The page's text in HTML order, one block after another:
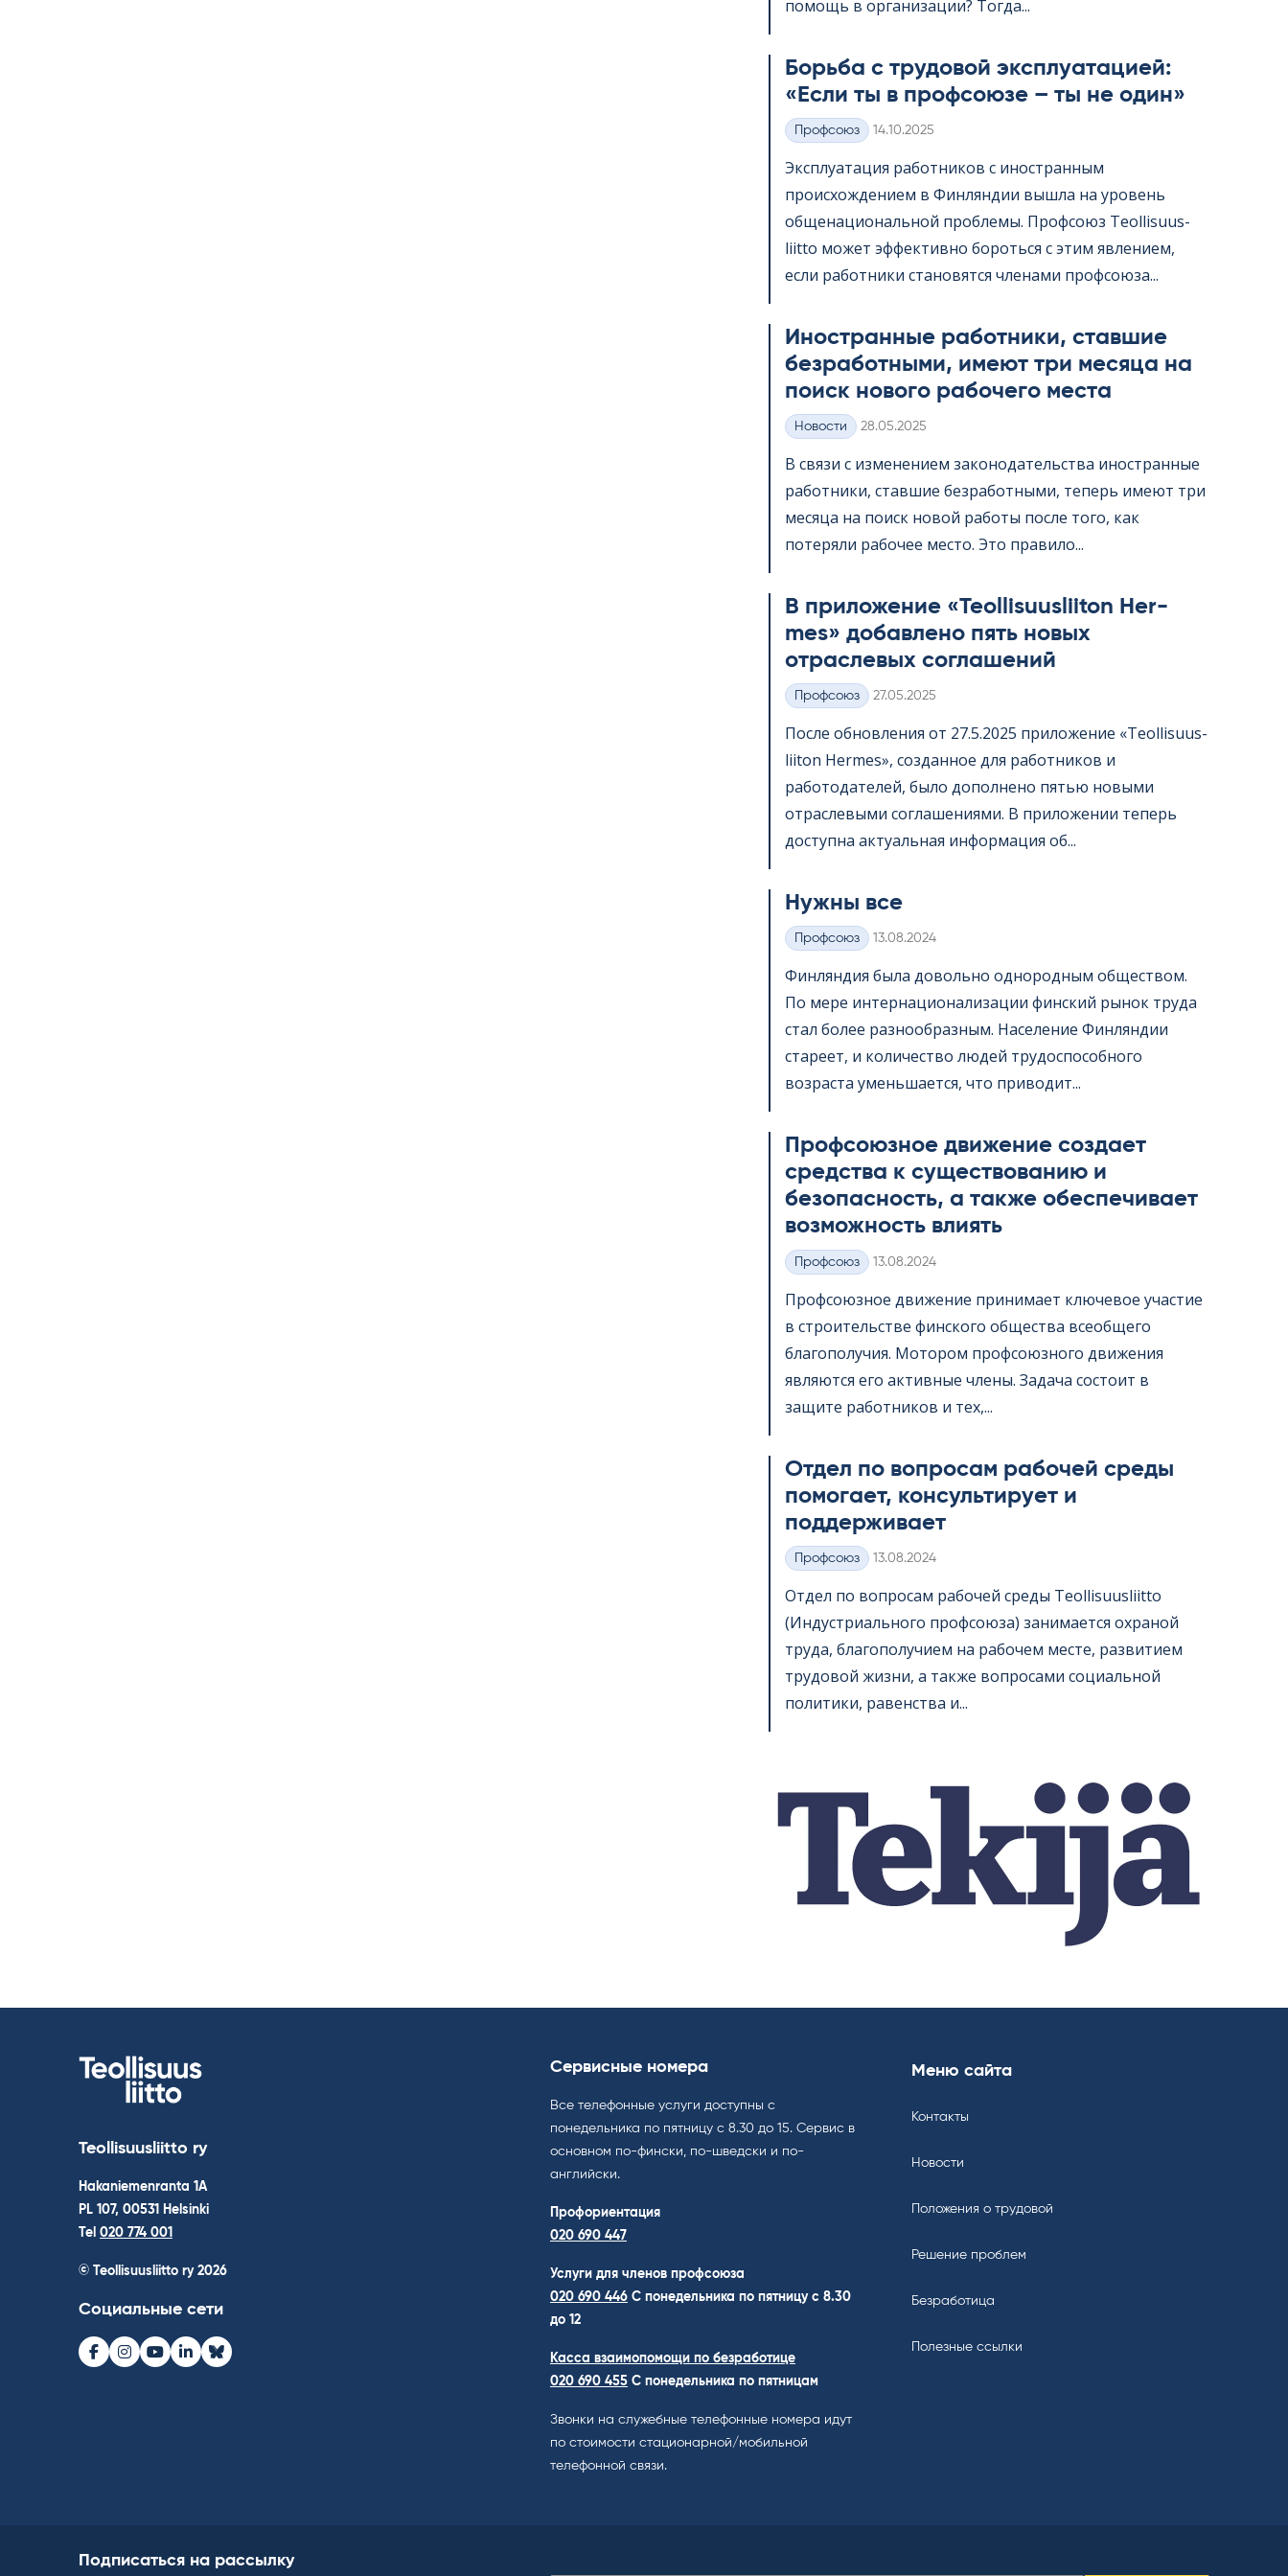
помощь в организации? Тогда...
Борьба с трудовой эксплуатацией:
«Если ты в профсоюзе – ты не один»
Категории
Профсоюз Kirjoitettu
14.10.2025
Эксплуатация работников с иностранным
происхождением в Финляндии вышла на уровень
общенациональной проблемы. Профсоюз Teol­li­suus­
liitto может эффективно бороться с этим явлением,
если работники становятся членами профсоюза...
Иностранные работники, ставшие
безработными, имеют три месяца на
поиск нового рабочего места
Категории
Hовости Kirjoitettu
28.05.2025
В связи с изменением законодательства иностранные
работники, ставшие безработными, теперь имеют три
месяца на поиск новой работы после того, как
потеряли рабочее место. Это правило...
В приложение «Teol­li­suus­lii­ton Her­
mes» добавлено пять новых
отраслевых соглашений
Категории
Профсоюз Kirjoitettu
27.05.2025
После обновления от 27.5.2025 приложение «Teol­li­suus­
lii­ton Her­mes», созданное для работников и
работодателей, было дополнено пятью новыми
отраслевыми соглашениями. В приложении теперь
доступна актуальная информация об...
Нужны все
Категории
Профсоюз Kirjoitettu
13.08.2024
Финляндия была довольно однородным обществом.
По мере интернационализации финский рынок труда
стал более разнообразным. Население Финляндии
стареет, и количество людей трудоспособного
возраста уменьшается, что приводит...
Профсоюзное движение создает
средства к существованию и
безопасность, а также обеспечивает
возможность влиять
Категории
Профсоюз Kirjoitettu
13.08.2024
Профсоюзное движение принимает ключевое участие
в строительстве финского общества всеобщего
благополучия. Мотором профсоюзного движения
являются его активные члены. Задача состоит в
защите работников и тех,...
Отдел по вопросам рабочей среды
помогает, консультирует и
поддерживает
Категории
Профсоюз Kirjoitettu
13.08.2024
Отдел по вопросам рабочей среды Teol­li­suus­liitto
(Индустриального профсоюза) занимается охраной
труда, благополучием на рабочем месте, развитием
трудовой жизни, а также вопросами социальной
политики, равенства и...
Teollisuusliitto ry
Hakaniemenranta 1A
PL 107, 00531 Helsinki
Tel 020 774 001
© Teollisuusliitto ry 2026
Социальные сети
Facebook
Instagram
Youtube
LinkedInBluesky
Сервисные номера
Все телефонные услуги доступны с
понедельника по пятницу с 8.30 до 15. Cервис в
основном по-фински, по-шведски и по-
английски.
Профориентация
020 690 447
Услуги для членов профсоюза
020 690 446 C понедельника по пятницу с 8.30
до 12
Касса взаимопомощи по безработице
020 690 455 С понедельника по пятницам
Звонки на служебные телефонные номера идут
по стоимости стационарной/мобильной
телефонной связи.
Меню сайта
Контакты
Новости
Положения о трудовой
Решение проблем
Безработица
Полезные ссылки
Подписаться на рассылку